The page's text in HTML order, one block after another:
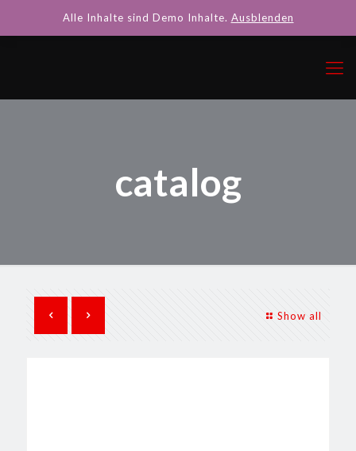
catalog
Show all
Alle Inhalte sind Demo Inhalte. Ausblenden